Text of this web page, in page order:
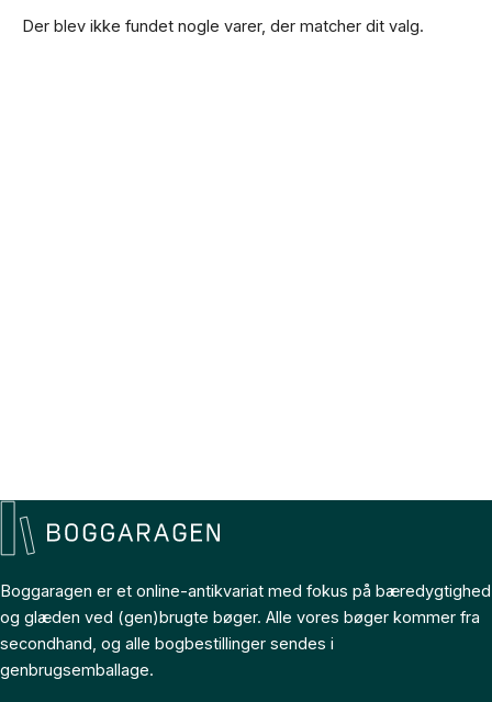
Der blev ikke fundet nogle varer, der matcher dit valg.
Boggaragen er et online-antikvariat med fokus på bæredygtighed
og glæden ved (gen)brugte bøger. Alle vores bøger kommer fra
secondhand, og alle bogbestillinger sendes i
genbrugsemballage.